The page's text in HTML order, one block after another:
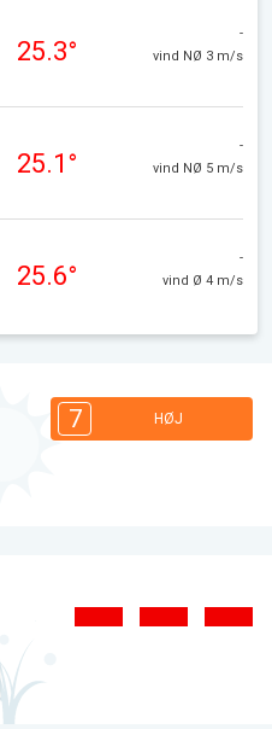
25.3°
-
vind NØ 3 m/s
25.1°
-
vind NØ 5 m/s
25.6°
-
vind Ø 4 m/s
7 HØJ